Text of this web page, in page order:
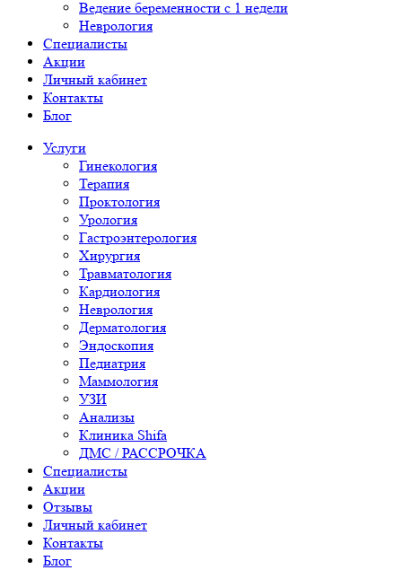
Ведение беременности с 1 недели
Неврология
Специалисты
Акции
Личный кабинет
Контакты
Блог
Услуги
Гинекология
Терапия
Проктология
Урология
Гастроэнтерология
Хирургия
Травматология
Кардиология
Неврология
Дерматология
Эндоскопия
Педиатрия
Маммология
УЗИ
Анализы
Клиника Shifa
ДМС / РАССРОЧКА
Специалисты
Акции
Отзывы
Личный кабинет
Контакты
Блог